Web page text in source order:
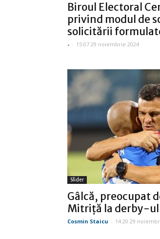
Biroul Electoral
privind modul de
solicitării
- - 15:07 29 noiembrie 2024
Slider
Gâlcă, preocupat
Mitriţă la derby-ul
Cosmin Staicu - 14:20 29